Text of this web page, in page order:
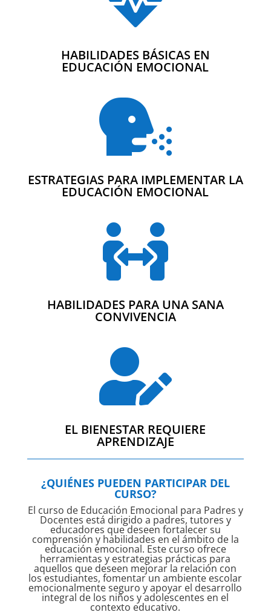
HABILIDADES BÁSICAS EN
EDUCACIÓN EMOCIONAL

ESTRATEGIAS PARA IMPLEMENTAR LA
EDUCACIÓN EMOCIONAL

HABILIDADES PARA UNA SANA
CONVIVENCIA

EL BIENESTAR REQUIERE
APRENDIZAJE
¿QUIÉNES PUEDEN PARTICIPAR DEL
CURSO?
El curso de Educación Emocional para Padres y
Docentes está dirigido a padres, tutores y
educadores que deseen fortalecer su
comprensión y habilidades en el ámbito de la
educación emocional. Este curso ofrece
herramientas y estrategias prácticas para
aquellos que deseen mejorar la relación con
los estudiantes, fomentar un ambiente escolar
emocionalmente seguro y apoyar el desarrollo
integral de los niños y adolescentes en el
contexto educativo.